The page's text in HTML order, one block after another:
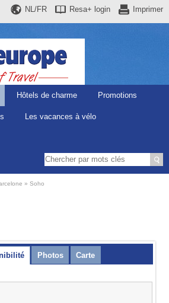
Imprimer
Resa+ login
NL/FR
Hôtels de charme Promotions
Les vacances à vélo
Soho
Photos Carte